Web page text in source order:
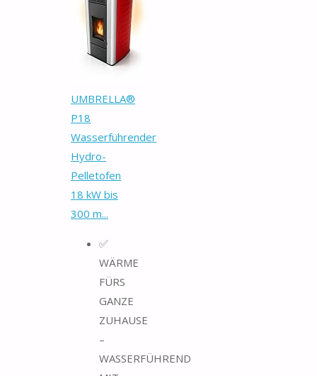
UMBRELLA®
P18
Wasserführender
Hydro-
Pelletofen
18 kW bis
300 m...
✅
WÄRME
FÜRS
GANZE
ZUHAUSE
–
WASSERFÜHREND